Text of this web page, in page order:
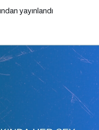
yayınlandı